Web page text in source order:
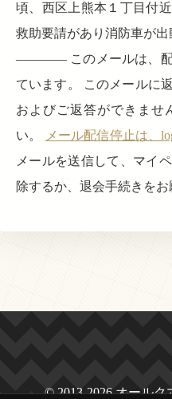
頃、西区上熊本１丁目付
救助要請があり消防車が出
———— このメールは、配
ています。 このメールに
およびご返答ができませ
い。
メール配信停止は、
メールを送信して、マイ
除するか、退会手続きをお
© 2013-2026 オールク